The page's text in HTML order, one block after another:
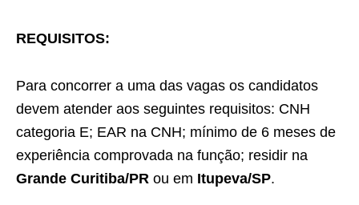
REQUISITOS:
Para concorrer a uma das vagas os candidatos
devem atender aos seguintes requisitos: CNH
categoria E; EAR na CNH; mínimo de 6 meses de
experiência comprovada na função; residir na
Grande Curitiba/PR ou em Itupeva/SP.